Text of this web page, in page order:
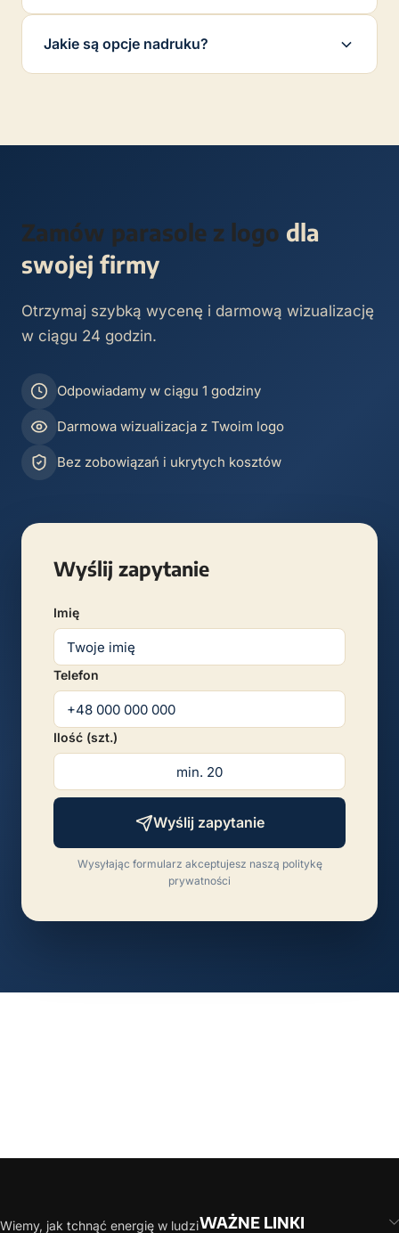
tryb ekspresowy — skontaktuj się z nami po
oraz darmową wizualizację w 24h. Wystarczy
przesłać swoje logo i pomysł — resztą zajmiemy
Jakie są opcje nadruku?
materiału.
Zamów parasole z logo dla
swojej firmy
Otrzymaj szybką wycenę i darmową wizualizację
w ciągu 24 godzin.
Odpowiadamy w ciągu 1 godziny
Darmowa wizualizacja z Twoim logo
Bez zobowiązań i ukrytych kosztów
Wyślij zapytanie
Imię
Telefon
Ilość (szt.)
Wyślij zapytanie
Wysyłając formularz akceptujesz naszą politykę
prywatności
Wiemy, jak tchnąć energię w ludziWAŻNE LINKI